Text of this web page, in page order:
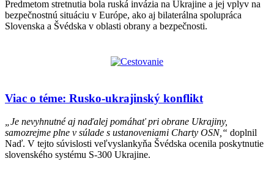
Predmetom stretnutia bola ruská invázia na Ukrajine a jej vplyv na
bezpečnostnú situáciu v Európe, ako aj bilaterálna spolupráca
Slovenska a Švédska v oblasti obrany a bezpečnosti.
Viac o téme: Rusko-ukrajinský konflikt
„Je nevyhnutné aj naďalej pomáhať pri obrane Ukrajiny,
samozrejme plne v súlade s ustanoveniami Charty OSN,“ doplnil
Naď. V tejto súvislosti veľvyslankyňa Švédska ocenila poskytnutie
slovenského systému S-300 Ukrajine.